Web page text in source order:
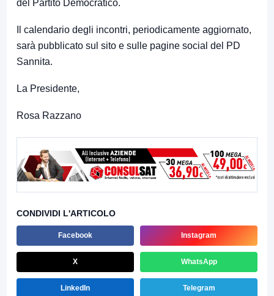
del Partito Democratico.
Il calendario degli incontri, periodicamente aggiornato,
sarà pubblicato sul sito e sulle pagine social del PD
Sannita.
La Presidente,
Rosa Razzano
CONDIVIDI L'ARTICOLO
Facebook Instagram
X WhatsApp
LinkedIn Telegram